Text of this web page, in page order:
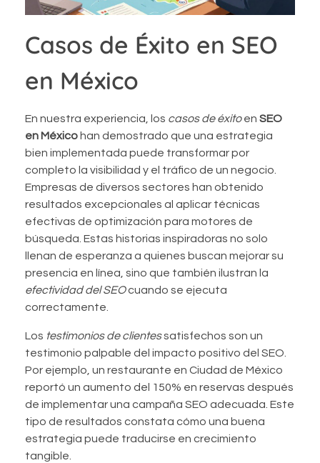
Casos de Éxito en SEO
en México
En nuestra experiencia, los casos de éxitoen SEO
en México han demostrado que una estrategia
bien implementada puede transformar por
completo la visibilidad y el tráfico de un negocio.
Empresas de diversos sectores han obtenido
resultados excepcionales al aplicar técnicas
efectivas de optimización para motores de
búsqueda. Estas historias inspiradoras no solo
llenan de esperanza a quienes buscan mejorar su
presencia en línea, sino que también ilustran la
efectividad del SEOcuando se ejecuta
correctamente.
Los testimonios de clientessatisfechos son un
testimonio palpable del impacto positivo del SEO.
Por ejemplo, un restaurante en Ciudad de México
reportó un aumento del 150% en reservas después
de implementar una campaña SEO adecuada. Este
tipo de resultados constata cómo una buena
estrategia puede traducirse en crecimiento
tangible.